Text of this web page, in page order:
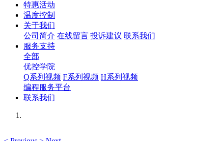
特惠活动
温度控制
关于我们
公司简介 在线留言 投诉建议 联系我们
服务支持
全部
优控学院
Q系列视频 F系列视频 H系列视频
编程服务平台
联系我们